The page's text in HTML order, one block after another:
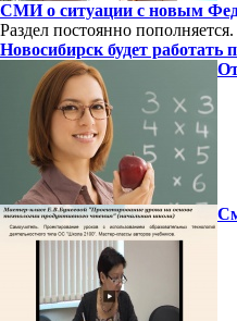
СМИ о ситуации с новым
Раздел постоянно пополняется.
Новосибирск будет